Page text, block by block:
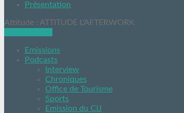
Présentation
Attitude : ATTITUDE L'AFTERWORK
Emissions
Podcasts
Interview
Chroniques
Office de Tourisme
Sports
Emission du CIJ